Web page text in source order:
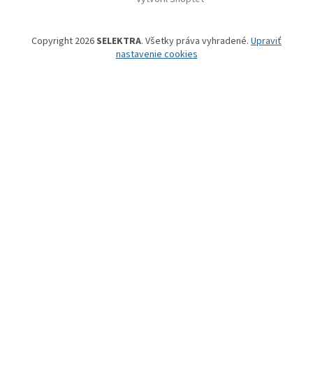
Copyright 2026SELEKTRA. Všetky práva vyhradené. Upraviť
nastavenie cookies